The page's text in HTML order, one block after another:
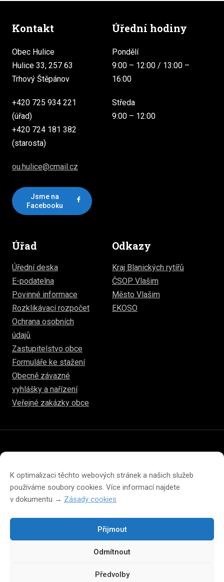
K optimalizaci těchto webových stránek a našich služeb
používáme soubory cookies. Více informací najdete
v dokumentu → Zásady cookies
Přijmout
Odmítnout
Předvolby
Kontakt
Obec Hulice
Hulice 33, 257 63
Trhový Štěpánov
+420 725 934 221
(úřad)
+420 724 181 382
(starosta)
ou.hulice@cmail.cz
Jsme na
Facebooku
Úřední hodiny
Pondělí
9:00 – 12:00 / 13:00 –
16:00
Středa
9:00 – 12:00
Úřad
Úřední deska
E-podatelna
Povinné informace
Rozklikávací rozpočet
Ochrana osobních
údajů
Zastupitelstvo obce
Formuláře ke stažení
Obecně závazné
vyhlášky a nařízení
Veřejné zakázky obce
Odkazy
Kraj Blanických rytířů
ČSOP Vlašim
Město Vlašim
EKOSO
Prohlášení o přístupnosti
Prohlášení o ochraně soukromí
Zásady cookies (EU)
Změna velikosti písma na webu